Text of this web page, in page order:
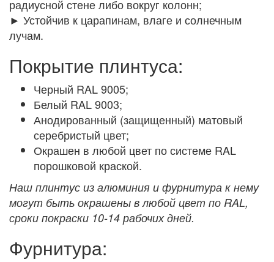
радиусной стене либо вокруг колонн;
► Устойчив к царапинам, влаге и солнечным
лучам.
Покрытие плинтуса:
Черный RAL 9005;
Белый RAL 9003;
Анодированный (защищенный) матовый
серебристый цвет;
Окрашен в любой цвет по системе RAL
порошковой краской.
Наш плинтус из алюминия и фурнитура к нему
могут быть окрашены в любой цвет по RAL,
сроки покраски 10-14 рабочих дней.
Фурнитура: